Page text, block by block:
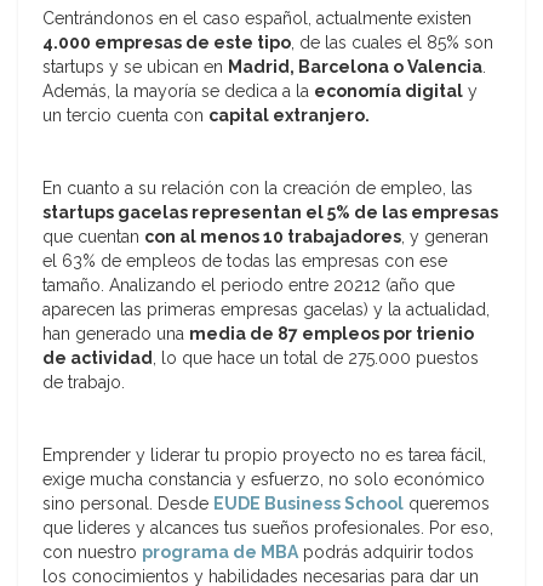
Centrándonos en el caso español, actualmente existen
4.000 empresas de este tipo, de las cuales el 85% son
startups y se ubican en Madrid, Barcelona o Valencia.
Además, la mayoría se dedica a la economía digital y
un tercio cuenta con capital extranjero.
En cuanto a su relación con la creación de empleo, las
startups gacelas representan el 5% de las empresas
que cuentan con al menos 10 trabajadores, y generan
el 63% de empleos de todas las empresas con ese
tamaño. Analizando el periodo entre 20212 (año que
aparecen las primeras empresas gacelas) y la actualidad,
han generado una media de 87 empleos por trienio
de actividad, lo que hace un total de 275.000 puestos
de trabajo.
Emprender y liderar tu propio proyecto no es tarea fácil,
exige mucha constancia y esfuerzo, no solo económico
sino personal. Desde EUDE Business School queremos
que lideres y alcances tus sueños profesionales. Por eso,
con nuestro programa de MBApodrás adquirir todos
los conocimientos y habilidades necesarias para dar un